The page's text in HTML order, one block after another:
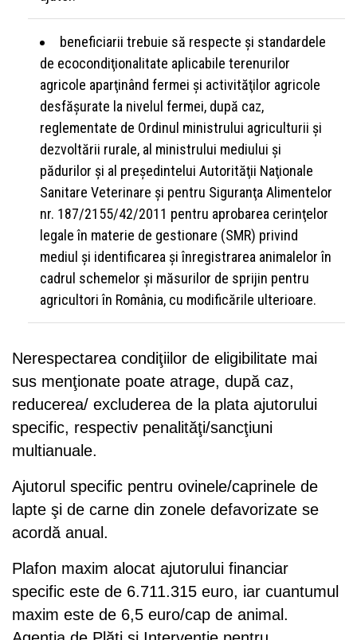
beneficiarii trebuie să respecte şi standardele
de ecocondiţionalitate aplicabile terenurilor
agricole aparţinând fermei şi activităţilor agricole
desfăşurate la nivelul fermei, după caz,
reglementate de Ordinul ministrului agriculturii şi
dezvoltării rurale, al ministrului mediului şi
pădurilor şi al preşedintelui Autorităţii Naţionale
Sanitare Veterinare şi pentru Siguranţa Alimentelor
nr. 187/2155/42/2011 pentru aprobarea cerinţelor
legale în materie de gestionare (SMR) privind
mediul şi identificarea şi înregistrarea animalelor în
cadrul schemelor şi măsurilor de sprijin pentru
agricultori în România, cu modificările ulterioare.
Nerespectarea condiţiilor de eligibilitate mai
sus menţionate poate atrage, după caz,
reducerea/ excluderea de la plata ajutorului
specific, respectiv penalităţi/sancţiuni
multianuale.
Ajutorul specific pentru ovinele/caprinele de
lapte şi de carne din zonele defavorizate se
acordă anual.
Plafon maxim alocat ajutorului financiar
specific este de 6.711.315 euro, iar cuantumul
maxim este de 6,5 euro/cap de animal.